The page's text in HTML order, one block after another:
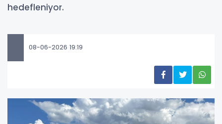
hedefleniyor.
08-06-2026 19:19